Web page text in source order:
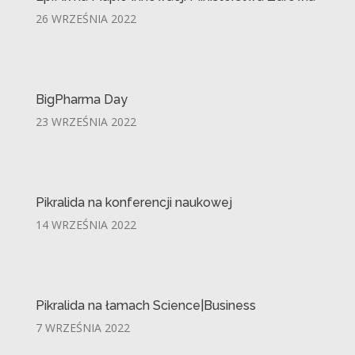
26 WRZEŚNIA 2022
BigPharma Day
23 WRZEŚNIA 2022
Pikralida na konferencji naukowej
14 WRZEŚNIA 2022
Pikralida na łamach Science|Business
7 WRZEŚNIA 2022